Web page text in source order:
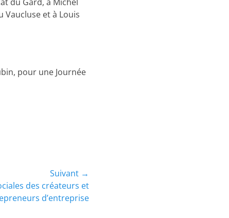
Vaucluse et à Louis
pour une Journée
Suivant →
des créateurs et
d’entreprise